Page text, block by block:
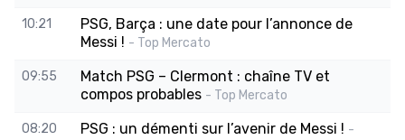
10:21
PSG, Barça : une date pour l’annonce de
Messi ! - Top Mercato
09:55
Match PSG – Clermont : chaîne TV et
compos probables - Top Mercato
08:20 PSG : un démenti sur l’avenir de Messi ! -